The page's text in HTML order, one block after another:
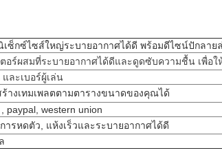
เซ็กซ์ไซส์ใหญ่ระบายอากาศได้ดี พร้อมดีไซน์ปักลาย
ตอร์ผสมที่ระบายอากาศได้ดีและดูดซับความชื้น เพื่อใ
ละเบอร์ผู้เล่น
างเทมเพลตตามตารางขนาดของคุณได้
paypal, western union
ารหดตัว, แห้งเร็วและระบายอากาศได้ดี